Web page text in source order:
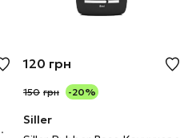
120 грн
150 грн -20%
Siller